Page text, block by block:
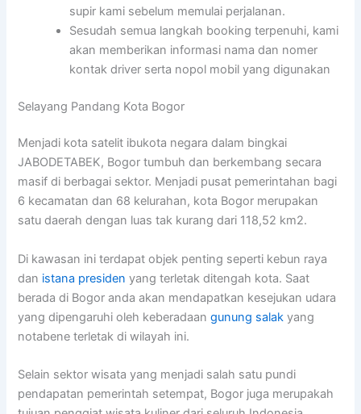
supir kami sebelum memulai perjalanan.
Sesudah semua langkah booking terpenuhi, kami
akan memberikan informasi nama dan nomer
kontak driver serta nopol mobil yang digunakan
Selayang Pandang Kota Bogor
Menjadi kota satelit ibukota negara dalam bingkai
JABODETABEK, Bogor tumbuh dan berkembang secara
masif di berbagai sektor. Menjadi pusat pemerintahan bagi
6 kecamatan dan 68 kelurahan, kota Bogor merupakan
satu daerah dengan luas tak kurang dari 118,52 km2.
Di kawasan ini terdapat objek penting seperti kebun raya
dan istana presiden yang terletak ditengah kota. Saat
berada di Bogor anda akan mendapatkan kesejukan udara
yang dipengaruhi oleh keberadaangunung salak yang
notabene terletak di wilayah ini.
Selain sektor wisata yang menjadi salah satu pundi
pendapatan pemerintah setempat, Bogor juga merupakah